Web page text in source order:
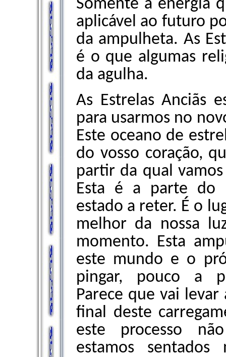
Somente a energia
aplicável ao futuro
da ampulheta. As
é o que algumas
da agulha.
As Estrelas Anciãs
para usarmos no
Este oceano de
do vosso coração,
partir da qual
Esta é a parte do
estado a reter. É o
melhor da nossa
momento. Esta
este mundo e o
pingar, pouco a
Parece que vai
final deste
este processo
estamos